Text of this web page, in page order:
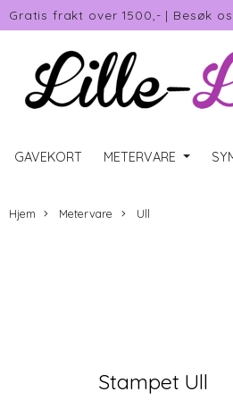
Gratis frakt over 1500,- | Besøk
GAVEKORT METERVARE
Hjem Metervare Ull
Stampet Ull